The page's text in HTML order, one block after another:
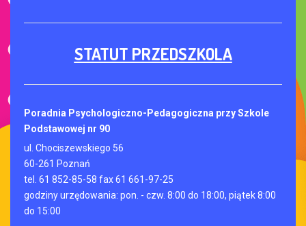
STATUT PRZEDSZKOLA
Poradnia Psychologiczno-Pedagogiczna przy Szkole
Podstawowej nr 90
ul. Chociszewskiego 56
60-261 Poznań
tel. 61 852-85-58 fax 61 661-97-25
godziny urzędowania: pon. - czw. 8:00 do 18:00, piątek 8:00
do 15:00